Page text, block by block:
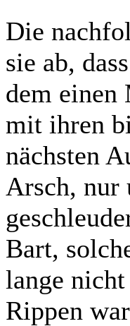
Die
sie ab,
dem einen
mit ihren
nächsten
Arsch, nur
Bart,
lange
Rippen